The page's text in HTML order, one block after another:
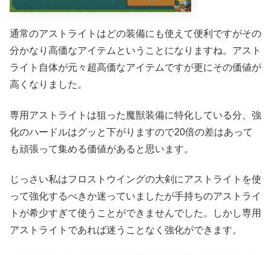
通常のアストライトはどの装備にも使えて便利ですがその
分かなり高価なアイテムということになりますね。アスト
ライト自体が元々超高価なアイテムですが更にその価値が
高くなりました。
専用アストライトは狙った魔獣装備に特化している分、強
化のハードルはグッと下がりますので20倍の差はあって
も頑張って集める価値があると思います。
じっさい私はフロストウイングの大剣にアストライトを使
って強化するべきか迷っていましたが手持ちのアストライ
トが希少すぎて使うことができませんでした。しかし専用
アストライトであれば迷うことなく強化ができます。